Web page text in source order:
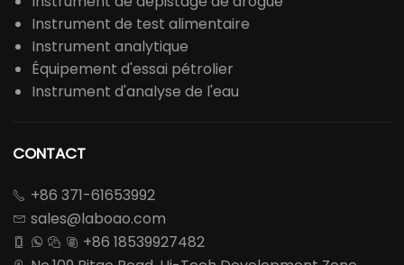
Instrument de test alimentaire
Instrument analytique
Équipement d'essai pétrolier
Instrument d'analyse de l'eau
CONTACT
 +86 371-61653992
 sales@laboao.com
    +86 18539927482